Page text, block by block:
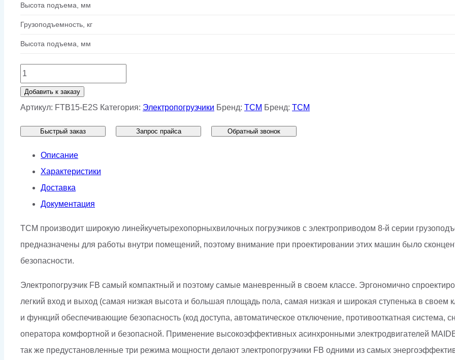
Высота подъема, мм
Грузоподъемность, кг
Высота подъема, мм
Количество
товара
Вилочный
TCM
FTB15-
E2S
Добавить к заказу
Артикул: FTB15-E2S Категория: Электропогрузчики Бренд: TCM Бренд: TCM
Быстрый заказ Запрос прайса Обратный звонок
Описание
Характеристики
Доставка
Документация
ТСМ производит широкую линейкучетырехопорныхвилочных погрузчиков с электроприводом 8-й серии
предназначены для работы внутри помещений, поэтому внимание при проектировании этих машин было
безопасности.
Электропогрузчик FB самый компактный и поэтому самые маневренный в своем классе. Эргономично
легкий вход и выход (самая низкая высота и большая площадь пола, самая низкая и широкая ступенька в своем
и функций обеспечивающие безопасность (код доступа, автоматическое отключение, противооткатная система,
оператора комфортной и безопасной. Применение высокоэффективных асинхронными электродвигателей
так же предустановленные три режима мощности делают электропогрузчики FB одними из самых